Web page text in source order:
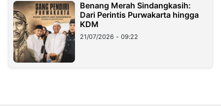
Benang Merah Sindangkasih:
Dari Perintis Purwakarta hingga
KDM
21/07/2026 - 09:22